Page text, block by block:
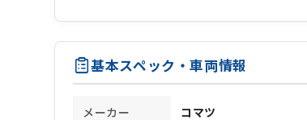
基本スペック・車両情報
メーカー コマツ